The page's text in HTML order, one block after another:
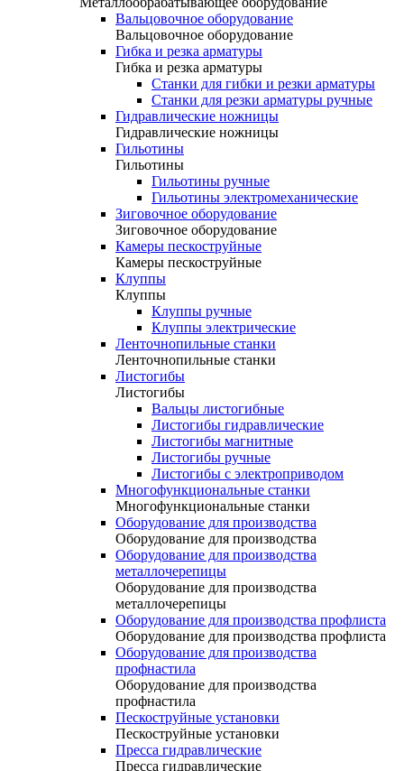
Вальцовочное оборудование
Вальцовочное оборудование
Гибка и резка арматуры
Гибка и резка арматуры
Станки для гибки и резки арматуры
Станки для резки арматуры ручные
Гидравлические ножницы
Гидравлические ножницы
Гильотины
Гильотины
Гильотины ручные
Гильотины электромеханические
Зиговочное оборудование
Зиговочное оборудование
Камеры пескоструйные
Камеры пескоструйные
Клуппы
Клуппы
Клуппы ручные
Клуппы электрические
Ленточнопильные станки
Ленточнопильные станки
Листогибы
Листогибы
Вальцы листогибные
Листогибы гидравлические
Листогибы магнитные
Листогибы ручные
Листогибы с электроприводом
Многофункциональные станки
Многофункциональные станки
Оборудование для производства
Оборудование для производства
Оборудование для производства
металлочерепицы
Оборудование для производства
металлочерепицы
Оборудование для производства профлиста
Оборудование для производства профлиста
Оборудование для производства
профнастила
Оборудование для производства
профнастила
Пескоструйные установки
Пескоструйные установки
Пресса гидравлические
Пресса гидравлические